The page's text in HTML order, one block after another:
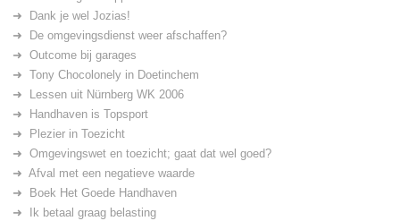
Dank je wel Jozias!
De omgevingsdienst weer afschaffen?
Outcome bij garages
Tony Chocolonely in Doetinchem
Lessen uit Nürnberg WK 2006
Handhaven is Topsport
Plezier in Toezicht
Omgevingswet en toezicht; gaat dat wel goed?
Afval met een negatieve waarde
Boek Het Goede Handhaven
Ik betaal graag belasting